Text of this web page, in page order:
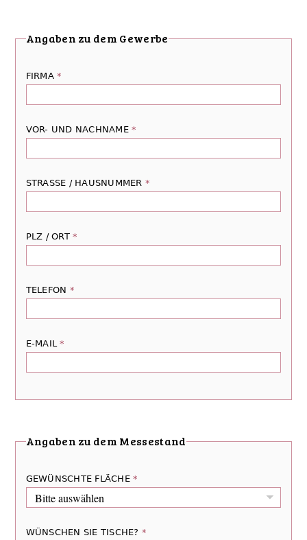
Angaben zu dem Gewerbe
FIRMA*
VOR- UND NACHNAME*
STRASSE / HAUSNUMMER *
PLZ / ORT*
TELEFON *
E-MAIL*
Angaben zu dem Messestand
GEWÜNSCHTE FLÄCHE*
WÜNSCHEN SIE TISCHE? *